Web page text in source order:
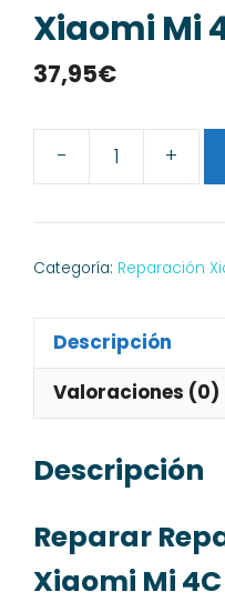
Xiaomi Mi
37,95€
-
Mi
+
Categoría: Reparación
Descripción
Valoraciones (0)
Descripción
Reparar
Xiaomi Mi 4C